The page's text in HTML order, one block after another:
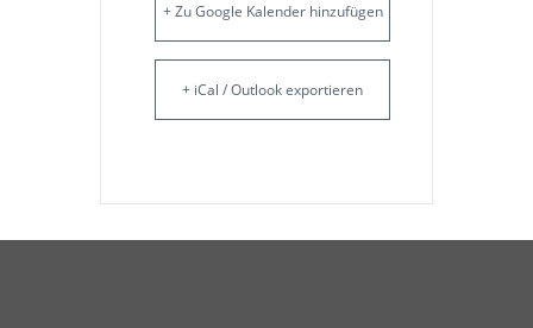
+ Zu Google Kalender hinzufügen
+ iCal / Outlook exportieren